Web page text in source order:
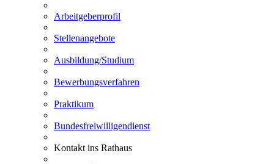
Arbeitgeberprofil
Stellenangebote
Ausbildung/Studium
Bewerbungsverfahren
Praktikum
Bundesfreiwilligendienst
Kontakt ins Rathaus